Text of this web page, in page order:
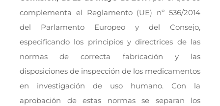
complementa el Reglamento (UE) nº 536/2014
del Parlamento Europeo y del Consejo,
especificando los principios y directrices de las
normas de correcta fabricación y las
disposiciones de inspección de los medicamentos
en investigación de uso humano. Con la
aprobación de estas normas se separan los